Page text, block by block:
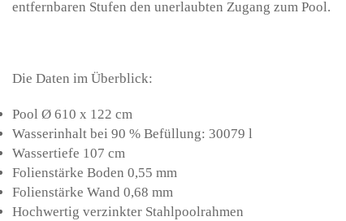
entfernbaren Stufen den unerlaubten Zugang zum Pool.
Die Daten im Überblick:
Pool Ø 610 x 122 cm
Wasserinhalt bei 90 % Befüllung: 30079 l
Wassertiefe 107 cm
Folienstärke Boden 0,55 mm
Folienstärke Wand 0,68 mm
Hochwertig verzinkter Stahlpoolrahmen